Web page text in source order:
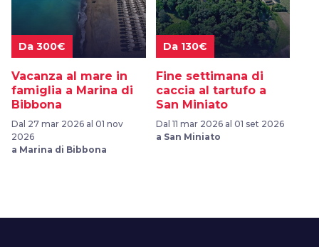
Da 300€
Vacanza al mare in
famiglia a Marina di
Bibbona
Dal 27 mar 2026 al 01 nov
2026
a Marina di Bibbona
Da 130€
Fine settimana di
caccia al tartufo a
San Miniato
Dal 11 mar 2026 al 01 set 2026
a San Miniato